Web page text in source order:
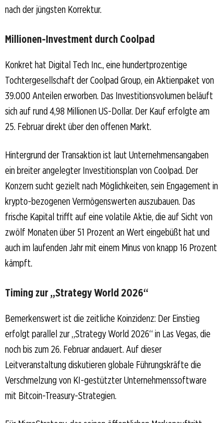
nach der jüngsten Korrektur.
Millionen-Investment durch Coolpad
Konkret hat Digital Tech Inc., eine hundertprozentige
Tochtergesellschaft der Coolpad Group, ein Aktienpaket von
39.000 Anteilen erworben. Das Investitionsvolumen beläuft
sich auf rund 4,98 Millionen US-Dollar. Der Kauf erfolgte am
25. Februar direkt über den offenen Markt.
Hintergrund der Transaktion ist laut Unternehmensangaben
ein breiter angelegter Investitionsplan von Coolpad. Der
Konzern sucht gezielt nach Möglichkeiten, sein Engagement in
krypto-bezogenen Vermögenswerten auszubauen. Das
frische Kapital trifft auf eine volatile Aktie, die auf Sicht von
zwölf Monaten über 51 Prozent an Wert eingebüßt hat und
auch im laufenden Jahr mit einem Minus von knapp 16 Prozent
kämpft.
Timing zur „Strategy World 2026“
Bemerkenswert ist die zeitliche Koinzidenz: Der Einstieg
erfolgt parallel zur „Strategy World 2026“ in Las Vegas, die
noch bis zum 26. Februar andauert. Auf dieser
Leitveranstaltung diskutieren globale Führungskräfte die
Verschmelzung von KI-gestützter Unternehmenssoftware
mit Bitcoin-Treasury-Strategien.